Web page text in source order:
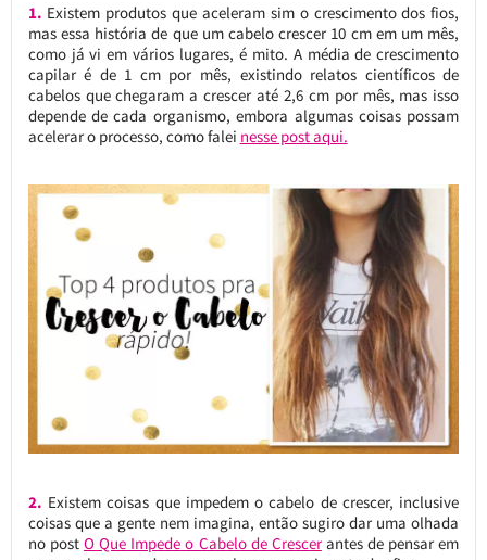
1. Existem produtos que aceleram sim o crescimento dos fios,
mas essa história de que um cabelo crescer 10 cm em um mês,
como já vi em vários lugares, é mito. A média de crescimento
capilar é de 1 cm por mês, existindo relatos científicos de
cabelos que chegaram a crescer até 2,6 cm por mês, mas isso
depende de cada organismo, embora algumas coisas possam
acelerar o processo, como falei nesse post aqui.
2. Existem coisas que impedem o cabelo de crescer, inclusive
coisas que a gente nem imagina, então sugiro dar uma olhada
no post O Que Impede o Cabelo de Crescerantes de pensar em